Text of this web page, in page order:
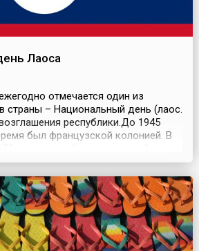
Лаоса
отмечается один из
страны – Национальный день (лаос.
республики.До 1945
был французской колонией. В
гражданская война привела к
кризису. 2 декабря
Саванг Ватхана отрекся о...